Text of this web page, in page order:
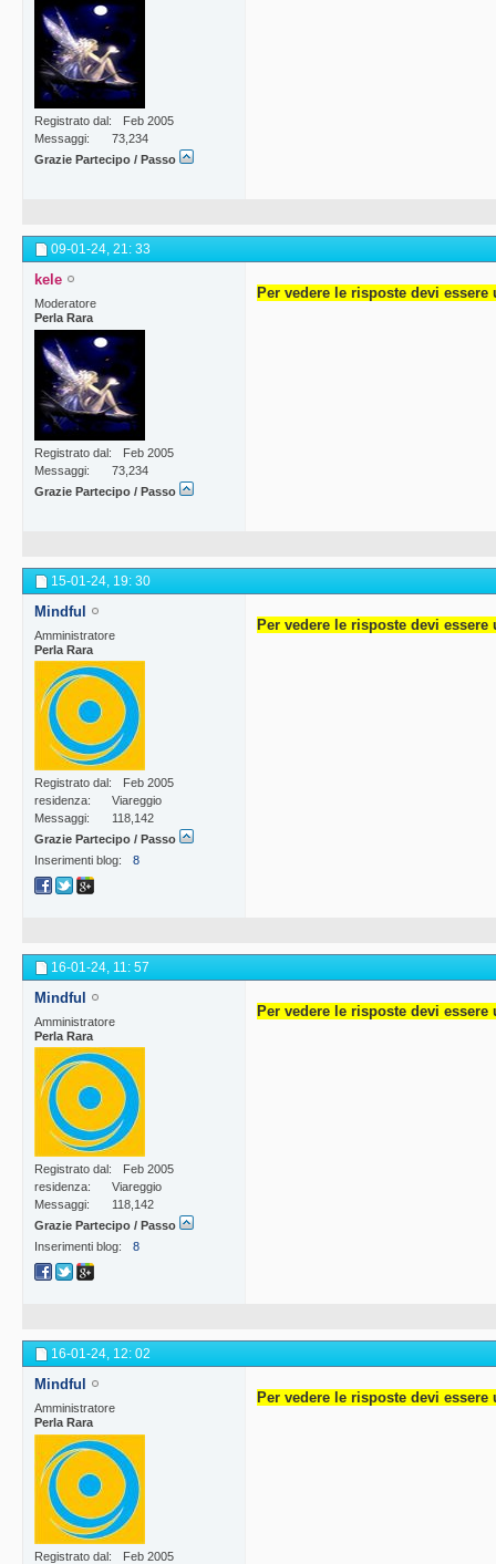
Registrato dal
Feb 2005
Messaggi
73,234
Grazie Partecipo / Passo
09-01-24, 21: 33
kele
Moderatore
Perla Rara
Registrato dal
Feb 2005
Messaggi
73,234
Grazie Partecipo / Passo
Per vedere le risposte devi
15-01-24, 19: 30
Mindful
Amministratore
Perla Rara
Registrato dal
Feb 2005
residenza
Viareggio
Messaggi
118,142
Grazie Partecipo / Passo
Inserimenti blog
8
Per vedere le risposte devi essere
16-01-24, 11: 57
Mindful
Amministratore
Perla Rara
Registrato dal
Feb 2005
residenza
Viareggio
Messaggi
118,142
Grazie Partecipo / Passo
Inserimenti blog
8
Per vedere le risposte devi
16-01-24, 12: 02
Mindful
Amministratore
Perla Rara
Registrato dal Feb 2005
Per vedere le risposte devi